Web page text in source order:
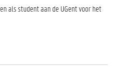
als student aan de UGent voor het